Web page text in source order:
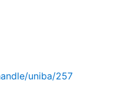
uniba/257